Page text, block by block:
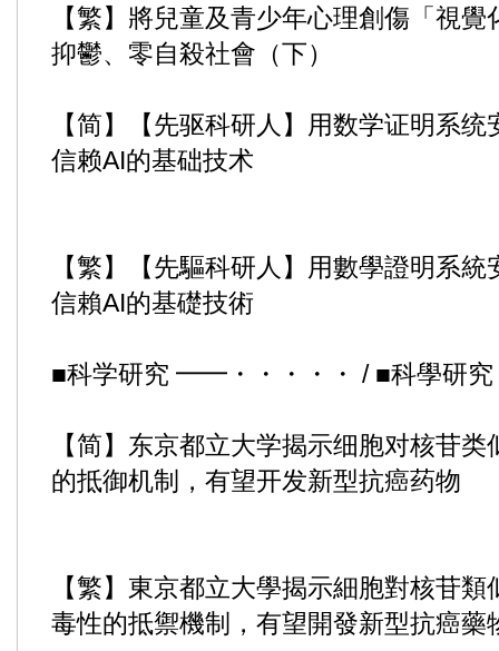
【繁】將兒童及青少年心理創傷「視
抑鬱、零自殺社會（下）
【简】【先驱科研人】用数学证明系
信赖AI的基础技术
【繁】【先驅科研人】用數學證明系
信賴AI的基礎技術
■科学研究 ━━・・・・・ / ■科學研
【简】东京都立大学揭示细胞对核苷类
的抵御机制，有望开发新型抗癌药物
【繁】東京都立大學揭示細胞對核苷
毒性的抵禦機制，有望開發新型抗癌藥